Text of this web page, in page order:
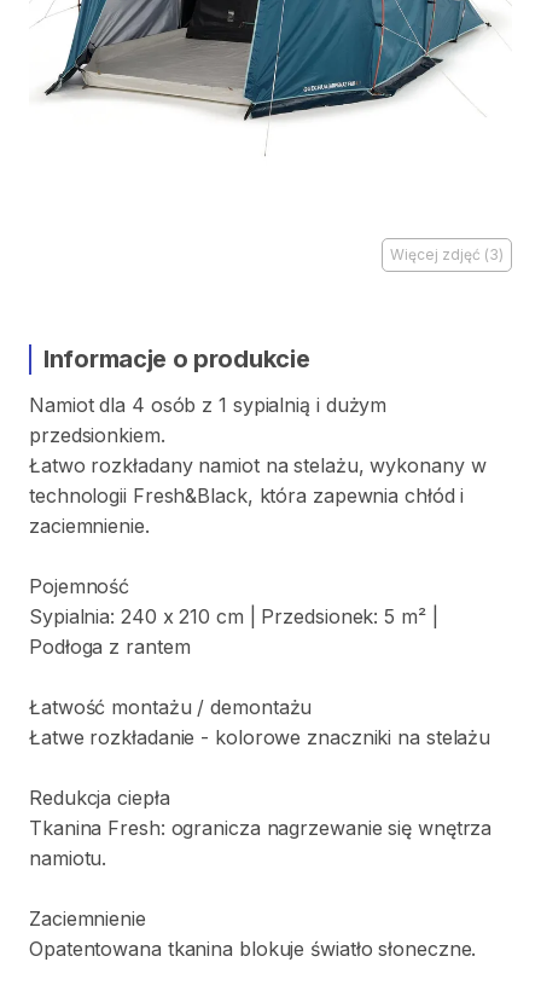
Więcej zdjęć (3)
Informacje o produkcie
Namiot dla 4 osób z 1 sypialnią i dużym
przedsionkiem.
Łatwo rozkładany namiot na stelażu​,​ wykonany w
technologii Fresh&Black​,​ która zapewnia chłód i
zaciemnienie.
Pojemność
Sypialnia: 240 x 210 cm Przedsionek: 5 m²
Podłoga z rantem
Łatwość montażu ​/​ demontażu
Łatwe rozkładanie - kolorowe znaczniki na stelażu
Redukcja ciepła
Tkanina Fresh: ogranicza nagrzewanie się wnętrza
namiotu.
Zaciemnienie
Opatentowana tkanina blokuje światło słoneczne.